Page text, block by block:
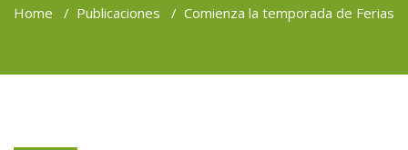
Home / Publicaciones / Comienza la temporada de Ferias